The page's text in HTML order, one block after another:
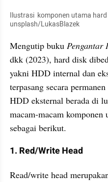
Ilustrasi  komponen utama
unsplash/LukasBlazek
Mengutip buku Pengantar
dkk (2023), hard disk
yakni HDD internal dan
terpasang secara
HDD eksternal berada di
macam-macam
sebagai berikut.
1. Red/Write Head
Read/write head